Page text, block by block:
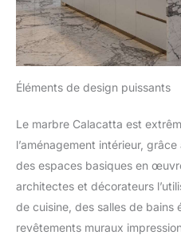
Éléments de design puissants
Le marbre Calacatta est
l’aménagement intérieur,
des espaces basiques en
architectes et décorateurs
de cuisine, des salles de bains
revêtements muraux